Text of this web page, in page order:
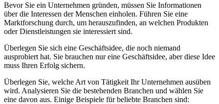
Bevor Sie ein Unternehmen gründen, müssen Sie Informationen
über die Interessen der Menschen einholen. Führen Sie eine
Marktforschung durch, um herauszufinden, an welchen Produkten
oder Dienstleistungen sie interessiert sind.
Überlegen Sie sich eine Geschäftsidee, die noch niemand
ausprobiert hat. Sie brauchen nur eine Geschäftsidee, aber diese Idee
muss Ihren Erfolg sichern.
Überlegen Sie, welche Art von Tätigkeit Ihr Unternehmen ausüben
wird. Analysieren Sie die bestehenden Branchen und wählen Sie
eine davon aus. Einige Beispiele für beliebte Branchen sind: